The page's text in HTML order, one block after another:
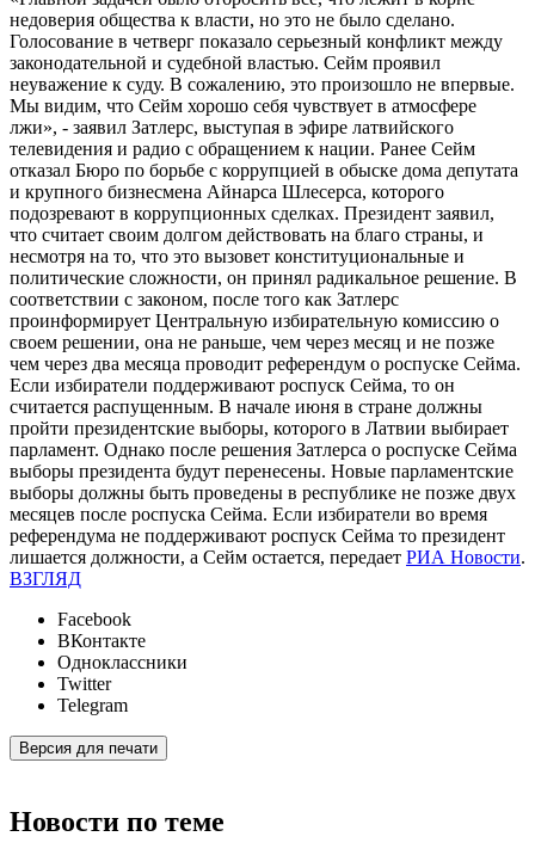
недоверия общества к власти, но это не было сделано.
Голосование в четверг показало серьезный конфликт между
законодательной и судебной властью. Сейм проявил
неуважение к суду. В сожалению, это произошло не впервые.
Мы видим, что Сейм хорошо себя чувствует в атмосфере
лжи», - заявил Затлерс, выступая в эфире латвийского
телевидения и радио с обращением к нации. Ранее Сейм
отказал Бюро по борьбе с коррупцией в обыске дома депутата
и крупного бизнесмена Айнарса Шлесерса, которого
подозревают в коррупционных сделках. Президент заявил,
что считает своим долгом действовать на благо страны, и
несмотря на то, что это вызовет конституциональные и
политические сложности, он принял радикальное решение. В
соответствии с законом, после того как Затлерс
проинформирует Центральную избирательную комиссию о
своем решении, она не раньше, чем через месяц и не позже
чем через два месяца проводит референдум о роспуске Сейма.
Если избиратели поддерживают роспуск Сейма, то он
считается распущенным. В начале июня в стране должны
пройти президентские выборы, которого в Латвии выбирает
парламент. Однако после решения Затлерса о роспуске Сейма
выборы президента будут перенесены. Новые парламентские
выборы должны быть проведены в республике не позже двух
месяцев после роспуска Сейма. Если избиратели во время
референдума не поддерживают роспуск Сейма то президент
лишается должности, а Сейм остается, передает РИА Новости.
ВЗГЛЯД
Facebook
ВКонтакте
Одноклассники
Twitter
Telegram
Версия для печати
Новости по теме